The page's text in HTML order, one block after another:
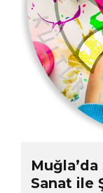
Sanat ile